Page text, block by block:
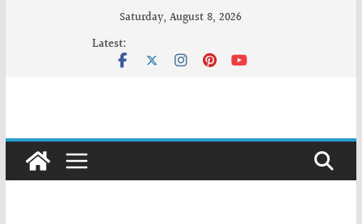
Saturday, August 8, 2026
Latest: